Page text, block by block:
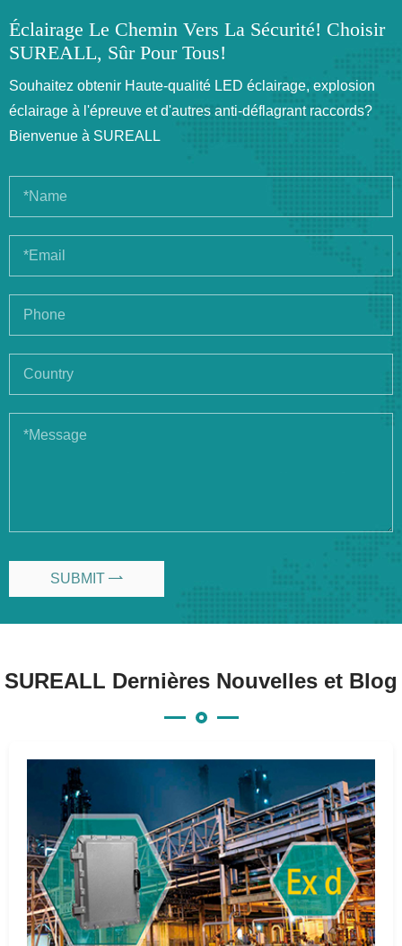
Éclairage Le Chemin Vers La Sécurité! Choisir
SUREALL, Sûr Pour Tous!
Souhaitez obtenir Haute-qualité LED éclairage, explosion
éclairage à l'épreuve et d'autres anti-déflagrant raccords?
Bienvenue à SUREALL
SUBMIT 
SUREALL Dernières Nouvelles et Blog